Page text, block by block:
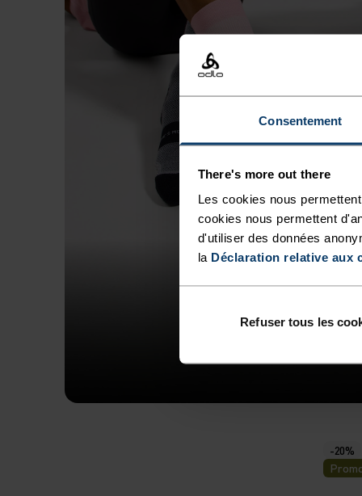
Consentement
There's more out there
Les cookies nous
cookies nous permettent
d'utiliser des données
la Déclaration relative aux
Refuser tous les
-20%
CHAUSSETES,
Découvre nos nouvaux designs :